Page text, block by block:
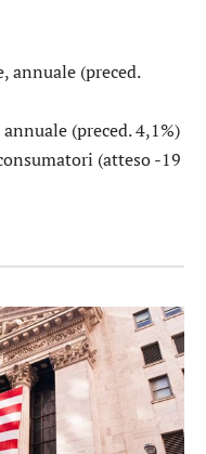
annuale (preced.
(preced. 4,1%)
(atteso -19